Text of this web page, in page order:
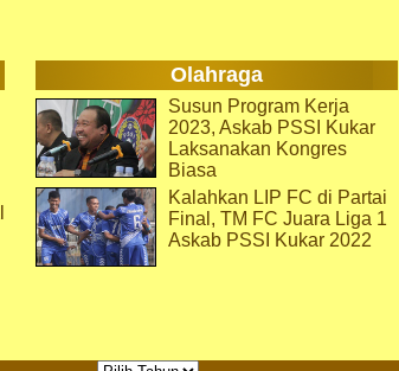
Olahraga
Susun Program Kerja
2023, Askab PSSI Kukar
Laksanakan Kongres
Biasa
Kalahkan LIP FC di Partai
Final, TM FC Juara Liga 1
Askab PSSI Kukar 2022